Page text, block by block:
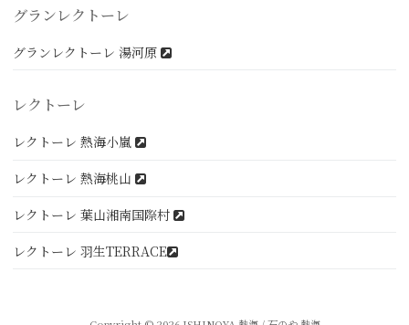
グランレクトーレ
グランレクトーレ 湯河原
レクトーレ
レクトーレ 熱海小嵐
レクトーレ 熱海桃山
レクトーレ 葉山湘南国際村
レクトーレ 羽生TERRACE